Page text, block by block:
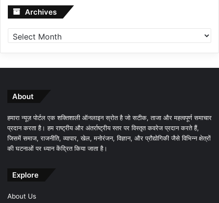
Archives Archives
About
हमारा न्यूज़ पोर्टल एक शक्तिशाली ऑनलाइन स्रोत है जो सटीक, ताजा और महत्वपूर्ण समाचार
प्रदान करता है। हम राष्ट्रीय और अंतर्राष्ट्रीय स्तर पर विस्तृत कवरेज प्रदान करते हैं,
जिसमें समाज, राजनीति, व्यापार, खेल, मनोरंजन, विज्ञान, और प्रौद्योगिकी जैसे विभिन्न क्षेत्रों
की घटनाओं पर ध्यान केंद्रित किया जाता है।
Explore
About Us